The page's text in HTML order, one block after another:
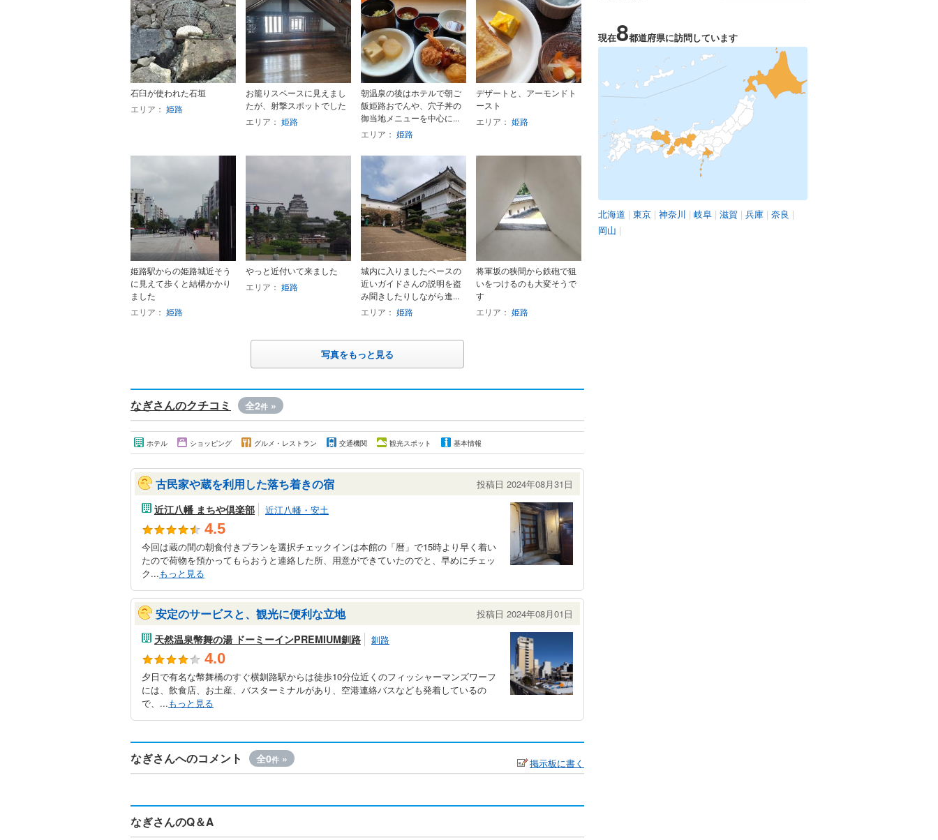
石臼が使われた石垣
エリア： 姫路
お籠りスペースに見えまし
たが、射撃スポットでした
エリア： 姫路
朝温泉の後はホテルで朝ご
飯姫路おでんや、穴子丼の
御当地メニューを中心に...
エリア： 姫路
デザートと、アーモンドト
ースト
エリア： 姫路
姫路駅からの姫路城近そう
に見えて歩くと結構かかり
ました
エリア： 姫路
やっと近付いて来ました
エリア： 姫路
城内に入りましたペースの
近いガイドさんの説明を盗
み聞きしたりしながら進...
エリア： 姫路
将軍坂の狭間から鉄砲で狙
いをつけるのも大変そうで
す
エリア： 姫路
写真をもっと見る
なぎさんのクチコミ 全2件 »
ホテル ショッピング グルメ・レストラン 交通機関 観光スポット 基本情報
古民家や蔵を利用した落ち着きの宿 投稿日 2024年08月31日
近江八幡 まちや倶楽部 近江八幡・安土
4.5
今回は蔵の間の朝食付きプランを選択チェックインは本館の「暦」で15時より早く着い
たので荷物を預かってもらおうと連絡した所、用意ができていたのでと、早めにチェッ
ク...もっと見る
安定のサービスと、観光に便利な立地 投稿日 2024年08月01日
天然温泉幣舞の湯 ドーミーインPREMIUM釧路 釧路
4.0
夕日で有名な幣舞橋のすぐ横釧路駅からは徒歩10分位近くのフィッシャーマンズワーフ
には、飲食店、お土産、バスターミナルがあり、空港連絡バスなども発着しているの
で、...もっと見る
なぎさんへのコメント 全0件 » 掲示板に書く
なぎさんのQ＆A
現在8都道府県に訪問しています
北海道 | 東京 | 神奈川 | 岐阜 | 滋賀 | 兵庫 | 奈良 |
岡山 |